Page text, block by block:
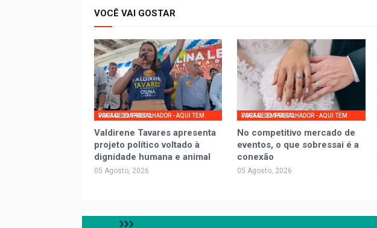
VOCÊ VAI GOSTAR
PORTAL DO TRABALHADOR - AQUI TEM VAGA DE EMPREGO
Valdirene Tavares apresenta
projeto político voltado à
dignidade humana e animal
05 Agosto, 2026
PORTAL DO TRABALHADOR - AQUI TEM VAGA DE EMPREGO
No competitivo mercado de
eventos, o que sobressai é a
conexão
05 Agosto, 2026